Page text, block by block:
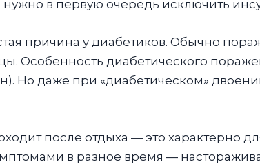
в первую очередь исключить
причина у диабетиков. Обычно
Особенность диабетического
Но даже при «диабетическом»
после отдыха — это характерно
в разное время —